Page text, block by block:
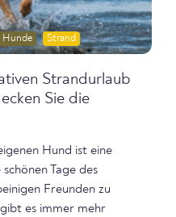
Hunde Strand
Strandurlaub
Sie die
Hund ist eine
Tage des
Freunden zu
es immer mehr